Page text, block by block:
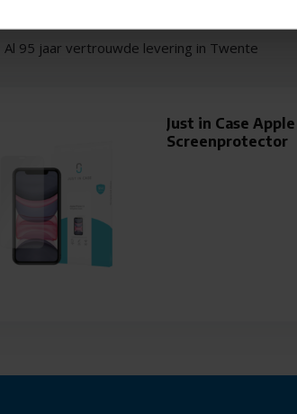
Al 95 jaar vertrouwde levering in Twente
Just in Case
Screenprotector